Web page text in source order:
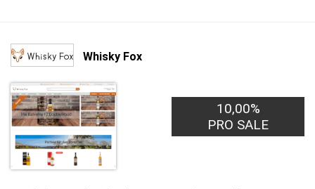
Whisky Fox
10,00%
PRO SALE